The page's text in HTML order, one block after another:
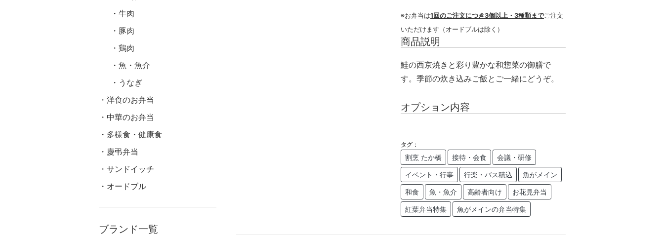
※お弁当は1回のご注文につき3個以上・3種類までご注文
いただけます（オードブルは除く）
商品説明
鮭の西京焼きと彩り豊かな和惣菜の御膳で
す。季節の炊き込みご飯とご一緒にどうぞ。
オプション内容
タグ：
割烹 たか橋 接待・会食 会議・研修
イベント・行事 行楽・バス積込 魚がメイン
和食 魚・魚介 高齢者向け お花見弁当
紅葉弁当特集 魚がメインの弁当特集
牛肉
豚肉
鶏肉
魚・魚介
うなぎ
洋食のお弁当
中華のお弁当
多様食・健康食
慶弔弁当
サンドイッチ
オードブル
ブランド一覧